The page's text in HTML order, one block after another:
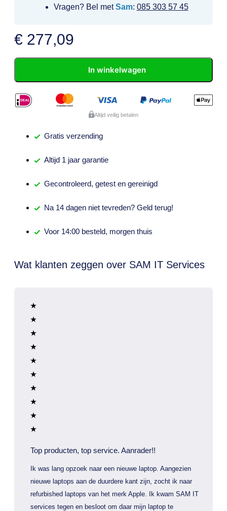
Vragen? Bel metSam: 085 303 57 45
€ 277,09
In winkelwagen
Altijd veilig betalen
Gratis verzending
Altijd 1 jaargarantie
Gecontroleerd, getesten gereinigd
Na 14 dagenniet tevreden? Geld terug!
Voor 14:00 besteld, morgen thuis
Wat klanten zeggen over SAM IT Services
Top producten, top service. Aanrader!!
Ik was lang opzoek naar een nieuwe laptop. Aangezien
nieuwe laptops aan de duurdere kant zijn, zocht ik naar
refurbished laptops van het merk Apple. Ik kwam SAM IT
services tegen en besloot om daar mijn laptop te